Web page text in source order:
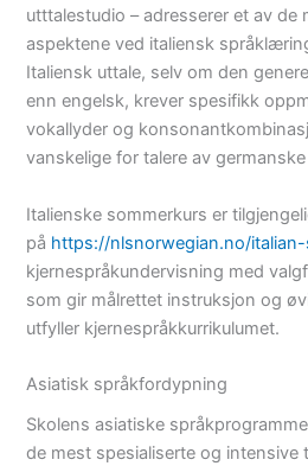
utttalestudio – adresserer et av de
aspektene ved italiensk
Italiensk uttale, selv om den
enn engelsk, krever spesifikk
vokallyder og
vanskelige for talere av
Italienske sommerkurs er
på https://nlsnorwegian.no/
kjernespråkundervisning med
som gir målrettet instruksjon og
utfyller kjernespråkkurrikulumet.
Asiatisk språkfordypning
Skolens asiatiske
de mest spesialiserte og intensive